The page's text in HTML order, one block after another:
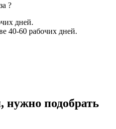
?
дней.
40-60 рабочих дней.
подобрать